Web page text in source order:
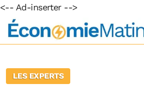
<-- Ad-inserter -->
LES EXPERTS